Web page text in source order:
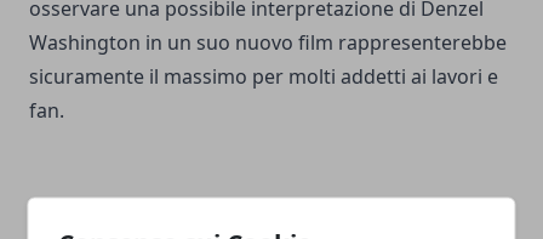
osservare una possibile interpretazione di Denzel
Washington in un suo nuovo film rappresenterebbe
sicuramente il massimo per molti addetti ai lavori e
fan.